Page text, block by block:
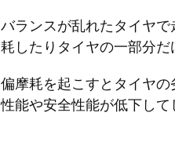
バランスが乱れたタイヤ
耗したりタイヤの一部分だ
偏摩耗を起こすとタイヤ
性能や安全性能が低下して